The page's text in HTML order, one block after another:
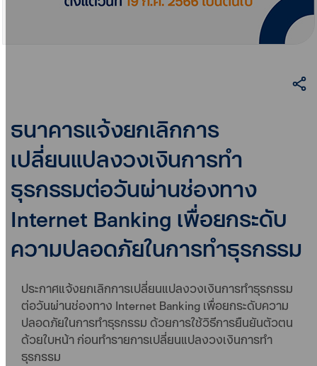
ธนาคารแจ้งยกเลิกการ
เปลี่ยนแปลงวงเงินการทำ
ธุรกรรมต่อวันผ่านช่องทาง
Internet Banking เพื่อยกระดับ
ความปลอดภัยในการทำธุรกรรม
ประกาศแจ้งยกเลิกการเปลี่ยนแปลงวงเงินการทำธุรกรรม
ต่อวันผ่านช่องทาง Internet Banking เพื่อยกระดับความ
ปลอดภัยในการทำธุรกรรม ด้วยการใช้วิธีการยืนยันตัวตน
ด้วยใบหน้า ก่อนทำรายการเปลี่ยนแปลงวงเงินการทำ
ธุรกรรม